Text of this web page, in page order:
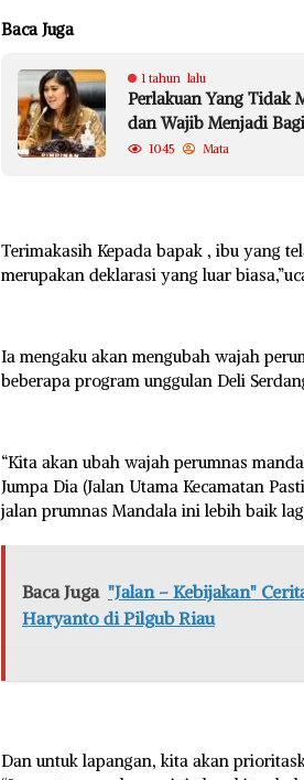
Baca Juga
1 tahun lalu
Perlakuan Yang Tidak
dan Wajib Menjadi
1045 Mata
Terimakasih Kepada bapak , ibu yang
merupakan deklarasi yang luar
Ia mengaku akan mengubah wajah
beberapa program unggulan Deli
“Kita akan ubah wajah perumnas
Jumpa Dia (Jalan Utama Kecamatan
jalan prumnas Mandala ini lebih baik
Baca Juga "Jalan – Kebijakan"
Haryanto di Pilgub Riau
Dan untuk lapangan, kita akan